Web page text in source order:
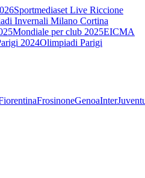
Sportmediaset Live Riccione
Invernali Milano Cortina
Mondiale per club 2025EICMA
2024Olimpiadi Parigi
FrosinoneGenoaInter